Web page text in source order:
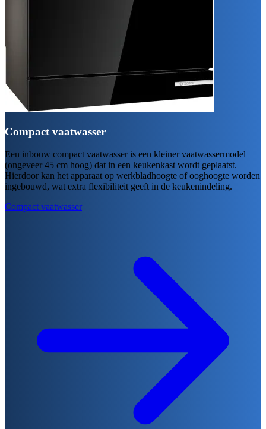
Compact vaatwasser
Een inbouw compact vaatwasser is een kleiner vaatwassermodel
(ongeveer 45 cm hoog) dat in een keukenkast wordt geplaatst.
Hierdoor kan het apparaat op werkbladhoogte of ooghoogte worden
ingebouwd, wat extra flexibiliteit geeft in de keukenindeling.
Compact vaatwasser